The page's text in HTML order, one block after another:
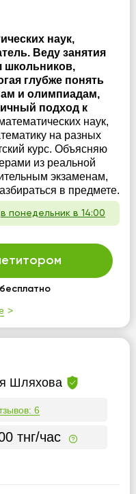
наук,
Веду занятия
школьников,
глубже понять
и олимпиадам,
подход к
наук,
на разных
курс. Объясняю
из реальной
экзаменам,
в предмете.
в понедельник в 14:00
Шляхова
6
тнг/час